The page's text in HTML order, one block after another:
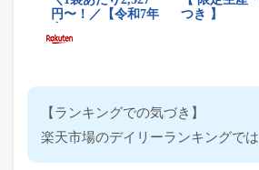
【ランキングでの気づき】
楽天市場のデイリーランキングでは